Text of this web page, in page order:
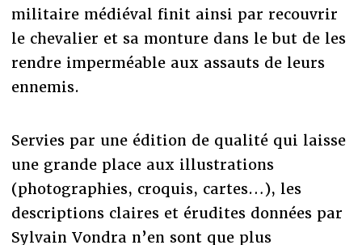
militaire médiéval finit ainsi par recouvrir
le chevalier et sa monture dans le but de les
rendre imperméable aux assauts de leurs
ennemis.
Servies par une édition de qualité qui laisse
une grande place aux illustrations
(photographies, croquis, cartes…), les
descriptions claires et érudites données par
Sylvain Vondra n’en sont que plus